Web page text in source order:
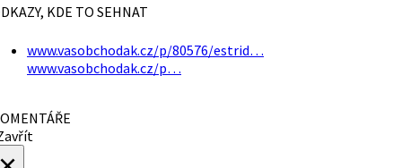
KDE TO SEHNAT
www.vasobchodak.cz/p/80576/estrid…
www.vasobchodak.cz/p…